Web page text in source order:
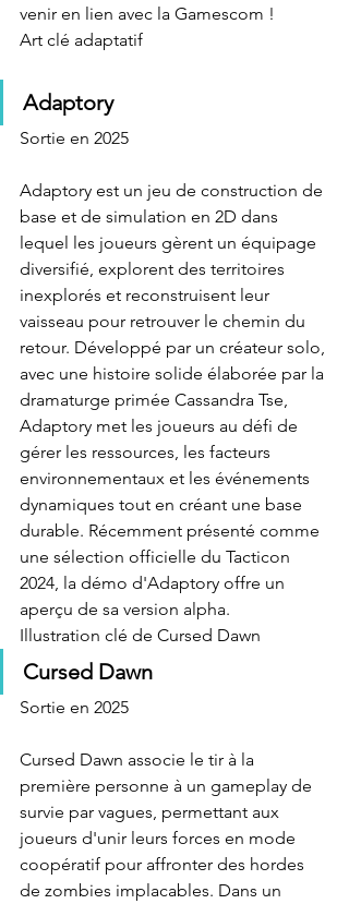
venir en lien avec la Gamescom !
Art clé adaptatif
Adaptory
Sortie en 2025
Adaptory est un jeu de construction de
base et de simulation en 2D dans
lequel les joueurs gèrent un équipage
diversifié, explorent des territoires
inexplorés et reconstruisent leur
vaisseau pour retrouver le chemin du
retour. Développé par un créateur solo,
avec une histoire solide élaborée par la
dramaturge primée Cassandra Tse,
Adaptory met les joueurs au défi de
gérer les ressources, les facteurs
environnementaux et les événements
dynamiques tout en créant une base
durable. Récemment présenté comme
une sélection officielle du Tacticon
2024, la démo d'Adaptory offre un
aperçu de sa version alpha.
Illustration clé de Cursed Dawn
Cursed Dawn
Sortie en 2025
Cursed Dawn associe le tir à la
première personne à un gameplay de
survie par vagues, permettant aux
joueurs d'unir leurs forces en mode
coopératif pour affronter des hordes
de zombies implacables. Dans un